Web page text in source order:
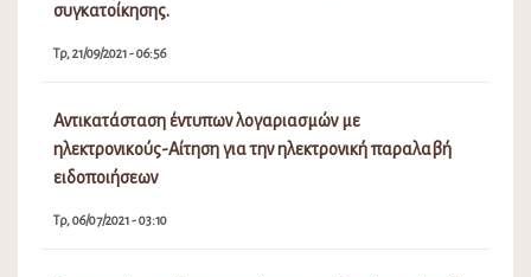
συγκατοίκησης.
Τρ, 21/09/2021 - 06:56
Αντικατάσταση έντυπων λογαριασμών με
ηλεκτρονικούς-Αίτηση για την ηλεκτρονική παραλαβή
ειδοποιήσεων
Τρ, 06/07/2021 - 03:10